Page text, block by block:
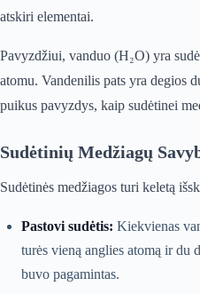
atskiri elementai.
Pavyzdžiui, vanduo (H₂O) yra
atomu. Vandenilis pats yra degios
puikus pavyzdys, kaip sudėtinei
Sudėtinių Medžiagų
Sudėtinės medžiagos turi keletą
Pastovi sudėtis: Kiekvienas
turės vieną anglies atomą ir du
buvo pagamintas.